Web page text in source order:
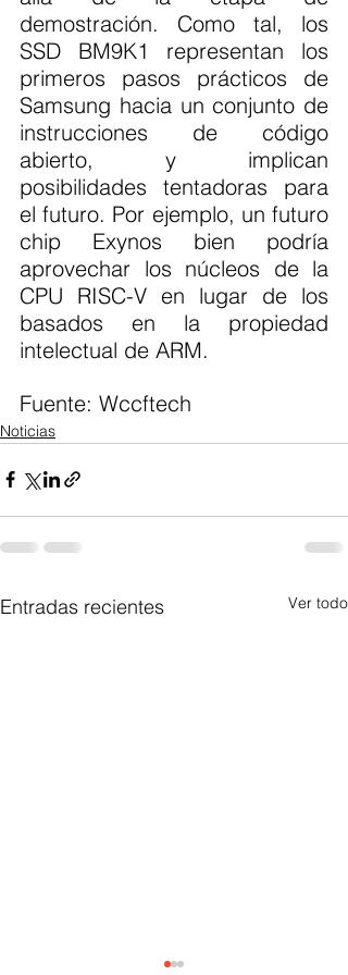
demostración. Como tal, los
SSD BM9K1 representan los
primeros pasos prácticos de
Samsung hacia un conjunto de
instrucciones de código
abierto, y implican
posibilidades tentadoras para
el futuro. Por ejemplo, un futuro
chip Exynos bien podría
aprovechar los núcleos de la
CPU RISC-V en lugar de los
basados en la propiedad
intelectual de ARM.
Fuente: Wccftech
Noticias
Entradas recientes Ver todo